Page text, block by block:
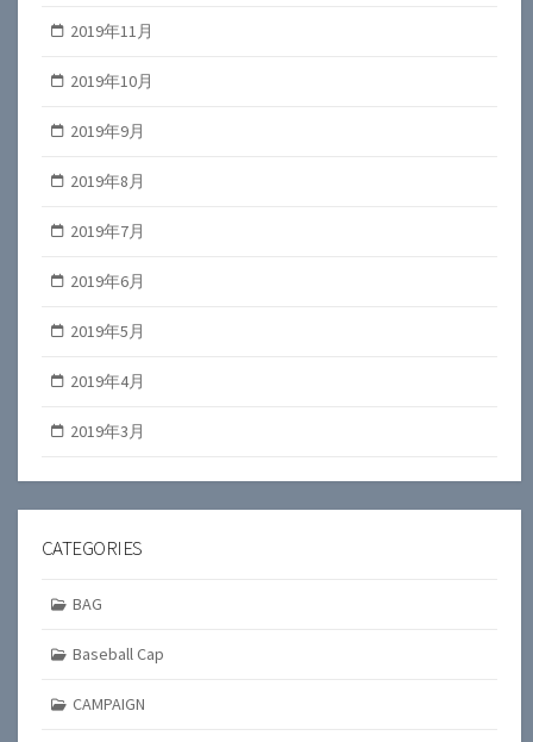
2019年11月
2019年10月
2019年9月
2019年8月
2019年7月
2019年6月
2019年5月
2019年4月
2019年3月
CATEGORIES
BAG
Baseball Cap
CAMPAIGN